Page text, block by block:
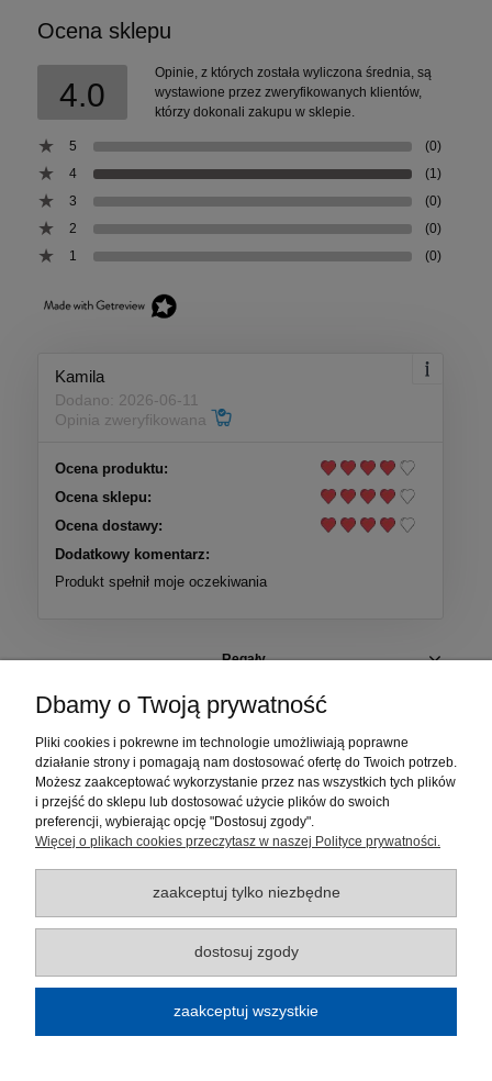
Ocena sklepu
4.0
Opinie, z których została wyliczona średnia, są
wystawione przez zweryfikowanych klientów,
którzy dokonali zakupu w sklepie.
5
(0)
4
(1)
3
(0)
2
(0)
1
(0)
Kamila
Dodano: 2026-06-11
Opinia zweryfikowana
Ocena produktu:
Ocena sklepu:
Ocena dostawy:
Dodatkowy komentarz:
Produkt spełnił moje oczekiwania
Regały
Szafki i pojemniki
Elementy regałów
Moje konto
Płatności i dostawa
Informacje
O nas
Regulamin sklepu
Dbamy o Twoją prywatność
Pliki cookies i pokrewne im technologie umożliwiają poprawne
działanie strony i pomagają nam dostosować ofertę do Twoich potrzeb.
Możesz zaakceptować wykorzystanie przez nas wszystkich tych plików
i przejść do sklepu lub dostosować użycie plików do swoich
preferencji, wybierając opcję "Dostosuj zgody".
Więcej o plikach cookies przeczytasz w naszej Polityce prywatności.
zaakceptuj tylko niezbędne
dostosuj zgody
zaakceptuj wszystkie